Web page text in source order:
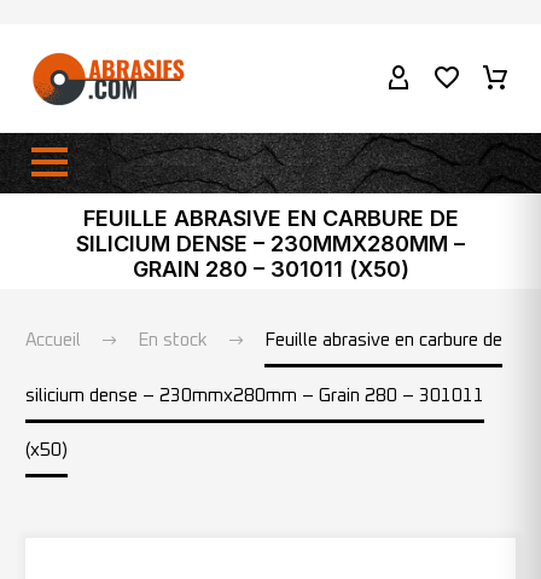
FEUILLE ABRASIVE EN CARBURE DE
SILICIUM DENSE – 230MMX280MM –
GRAIN 280 – 301011 (X50)
Accueil En stock Feuille abrasive en carbure de
silicium dense – 230mmx280mm – Grain 280 – 301011
(x50)